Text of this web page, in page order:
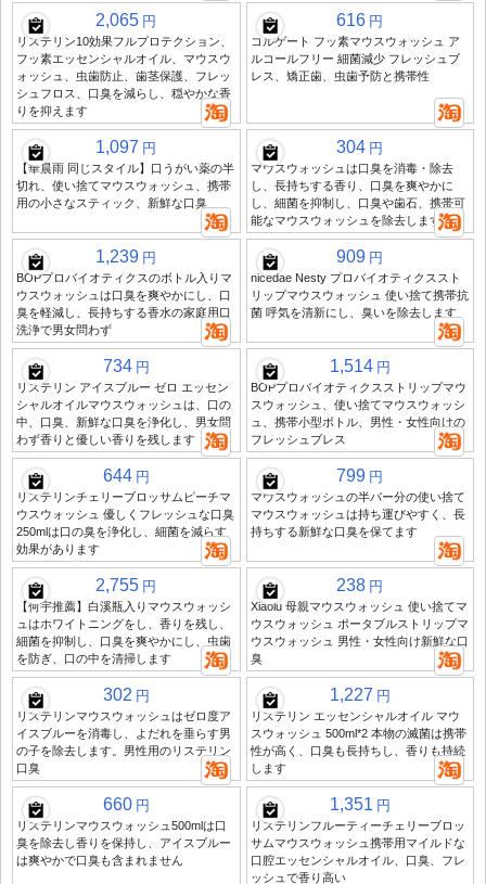
2,065 円
リステリン10効果フルプロテクション、
フッ素エッセンシャルオイル、マウスウ
ォッシュ、虫歯防止、歯茎保護、フレッ
シュフロス、口臭を減らし、穏やかな香
りを抑えます
616 円
コルゲート フッ素マウスウォッシュ ア
ルコールフリー 細菌減少 フレッシュブ
レス、矯正歯、虫歯予防と携帯性
1,097 円
【華晨雨 同じスタイル】口うがい薬の半
切れ、使い捨てマウスウォッシュ、携帯
用の小さなスティック、新鮮な口臭
304 円
マウスウォッシュは口臭を消毒・除去
し、長持ちする香り、口臭を爽やかに
し、細菌を抑制し、口臭や歯石、携帯可
能なマウスウォッシュを除去します
1,239 円
BOPプロバイオティクスのボトル入りマ
ウスウォッシュは口臭を爽やかにし、口
臭を軽減し、長持ちする香水の家庭用口
洗浄で男女問わず
909 円
nicedae Nesty プロバイオティクススト
リップマウスウォッシュ 使い捨て携帯抗
菌 呼気を清新にし、臭いを除去します
734 円
リステリン アイスブルー ゼロ エッセン
シャルオイルマウスウォッシュは、口の
中、口臭、新鮮な口臭を浄化し、男女問
わず香りと優しい香りを残します
1,514 円
BOPプロバイオティクスストリップマウ
スウォッシュ、使い捨てマウスウォッシ
ュ、携帯小型ボトル、男性・女性向けの
フレッシュブレス
644 円
リステリンチェリーブロッサムピーチマ
ウスウォッシュ 優しくフレッシュな口臭
250mlは口の臭を浄化し、細菌を減らす
効果があります
799 円
マウスウォッシュの半バー分の使い捨て
マウスウォッシュは持ち運びやすく、長
持ちする新鮮な口臭を保てます
2,755 円
【何宇推薦】白溪瓶入りマウスウォッシ
ュはホワイトニングをし、香りを残し、
細菌を抑制し、口臭を爽やかにし、虫歯
を防ぎ、口の中を清掃します
238 円
Xiaolu 母親マウスウォッシュ 使い捨てマ
ウスウォッシュ ポータブルストリップマ
ウスウォッシュ 男性・女性向け新鮮な口
臭
302 円
リステリンマウスウォッシュはゼロ度ア
イスブルーを消毒し、よだれを垂らす男
の子を除去します。男性用のリステリン
口臭
1,227 円
リステリン エッセンシャルオイル マウ
スウォッシュ 500ml*2 本物の滅菌は携帯
性が高く、口臭も長持ちし、香りも持続
します
660 円
リステリンマウスウォッシュ500mlは口
臭を除去し香りを保持し、アイスブルー
は爽やかで口臭も含まれません
1,351 円
リステリンフルーティーチェリーブロッ
サムマウスウォッシュ携帯用マイルドな
口腔エッセンシャルオイル、口臭、フレ
ッシュで香り高い